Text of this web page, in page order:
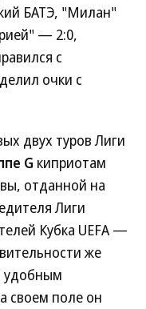
БАТЭ, "Милан"
— 2:0,
с
очки с
двух туров Лиги
G киприотам
отданной на
Лиги
Кубка UEFA —
же
удобным
своем поле он